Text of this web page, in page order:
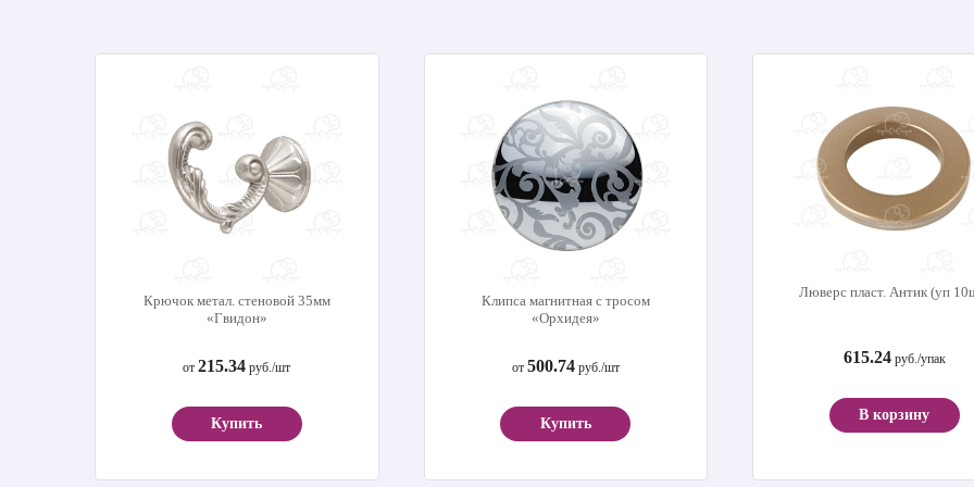
Крючок метал. стеновой 35мм
«Гвидон»
от215.34 руб./шт
Купить
Клипса магнитная с тросом
«Орхидея»
от 500.74руб./шт
Купить
Люверс пласт. Антик (уп
615.24руб./упак
В корзину